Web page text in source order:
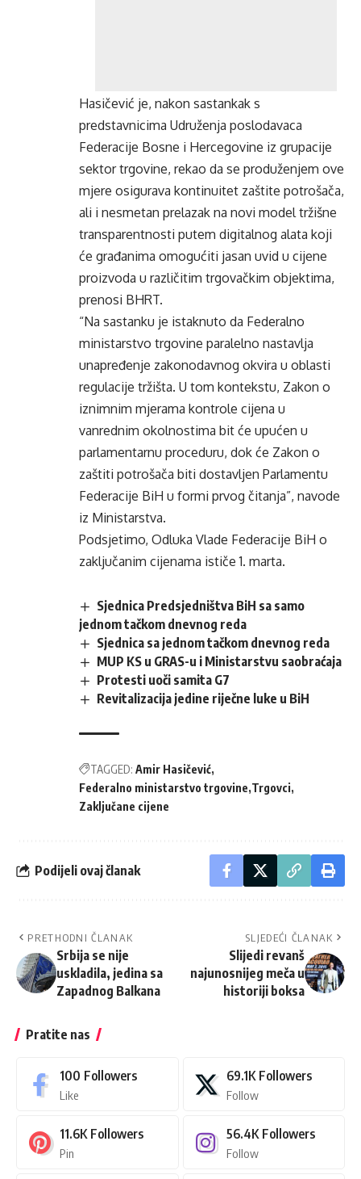
Hasičević je, nakon sastankak s
predstavnicima Udruženja poslodavaca
Federacije Bosne i Hercegovine iz grupacije
sektor trgovine, rekao da se produženjem ove
mjere osigurava kontinuitet zaštite potrošača,
ali i nesmetan prelazak na novi model tržišne
transparentnosti putem digitalnog alata koji
će građanima omogućiti jasan uvid u cijene
proizvoda u različitim trgovačkim objektima,
prenosi BHRT.
“Na sastanku je istaknuto da Federalno
ministarstvo trgovine paralelno nastavlja
unapređenje zakonodavnog okvira u oblasti
regulacije tržišta. U tom kontekstu, Zakon o
iznimnim mjerama kontrole cijena u
vanrednim okolnostima bit će upućen u
parlamentarnu proceduru, dok će Zakon o
zaštiti potrošača biti dostavljen Parlamentu
Federacije BiH u formi prvog čitanja”, navode
iz Ministarstva.
Podsjetimo, Odluka Vlade Federacije BiH o
zaključanim cijenama ističe 1. marta.
Sjednica Predsjedništva BiH sa samo
jednom tačkom dnevnog reda
Sjednica sa jednom tačkom dnevnog reda
MUP KS u GRAS-u i Ministarstvu saobraćaja
Protesti uoči samita G7
Revitalizacija jedine riječne luke u BiH
TAGGED: Amir Hasičević
Federalno ministarstvo trgovine Trgovci
Zaključane cijene
Podijeli ovaj članak
PRETHODNI ČLANAK
Srbija se nije
uskladila, jedina sa
Zapadnog Balkana
SLJEDEĆI ČLANAK
Slijedi revanš
najunosnijeg meča u
historiji boksa
Pratite nas
100 Followers
Like
69.1K Followers
Follow
11.6K Followers
Pin
56.4K Followers
Follow